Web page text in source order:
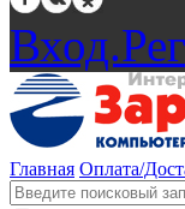
Вход.
Главная Оплата/